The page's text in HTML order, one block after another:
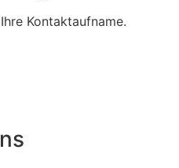
Kontaktaufname.